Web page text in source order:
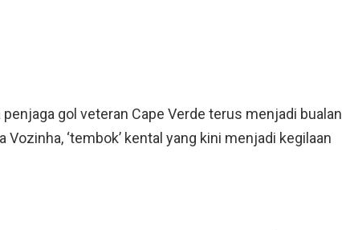
gol veteran Cape Verde terus menjadi bualan
‘tembok’ kental yang kini menjadi kegilaan